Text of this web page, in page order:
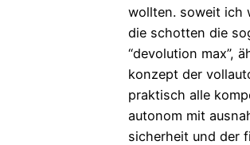
wollten. soweit ich
die schotten die
“devolution max”,
konzept der
praktisch alle
autonom mit
sicherheit und der